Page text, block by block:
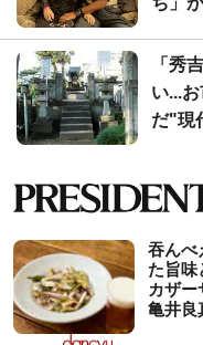
「秀
い...
だ"現
吞んべ
た旨味
カザー
⻲井良